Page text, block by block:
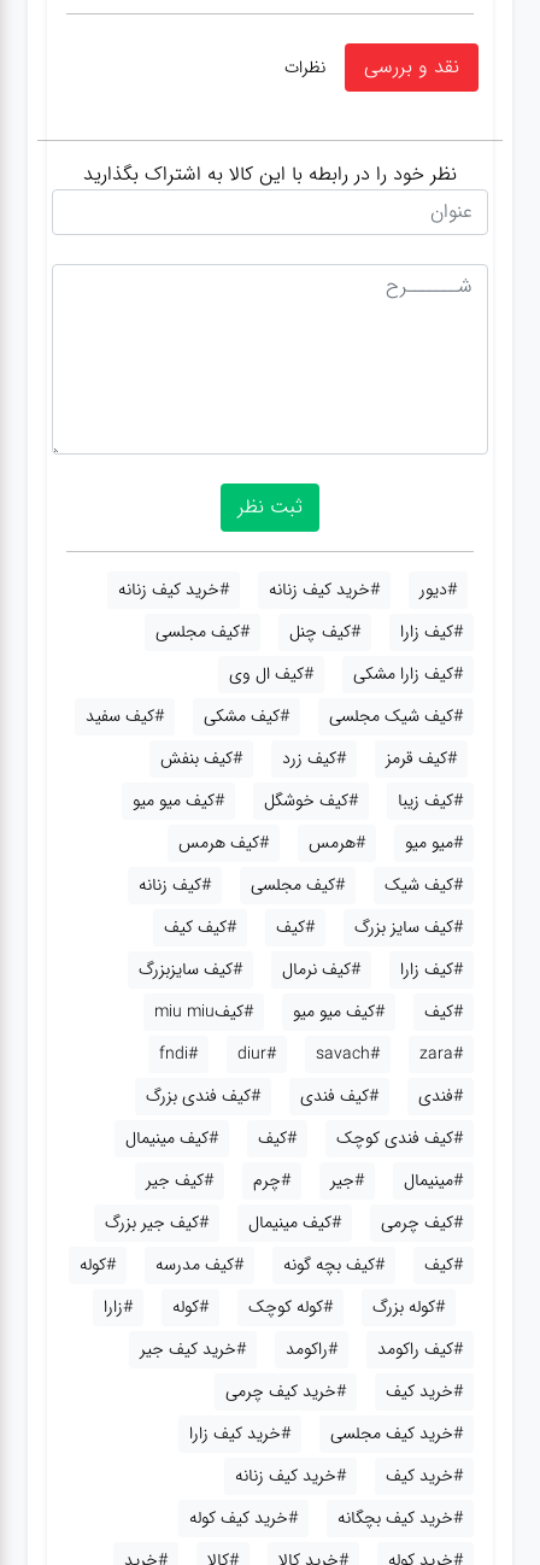
نقد و بررسی نظرات
نظر خود را در رابطه با این کالا به اشتراک بگذارید
#دیور #خرید کیف زنانه
#خرید کیف زنانه
#کیف زارا
#کیف چنل
#کیف مجلسی
#کیف زارا مشکی
#کیف ال وی
#کیف شیک مجلسی
#کیف مشکی
#کیف سفید
#کیف قرمز
#کیف زرد
#کیف بنفش
#کیف زیبا
#کیف خوشگل
#کیف میو میو
#میو میو
#هرمس
#کیف هرمس
#کیف شیک
#کیف مجلسی
#کیف زنانه
#کیف سایز بزرگ
#کیف
#کیف کیف
#کیف زارا
#کیف نرمال
#کیف سایزبزرگ
#کیف
#کیف میو میو
#کیفmiu miu
#zara
#savach
#diur
#fndi
#فندی
#کیف فندی
#کیف فندی بزرگ
#کیف فندی کوچک
#کیف
#کیف مینیمال
#مینیمال
#جیر #چرم
#کیف جیر
#کیف چرمی
#کیف مینیمال
#کیف جیر بزرگ
#کیف
#کیف بچه گونه #کیف مدرسه
#کوله
#کوله بزرگ
#کوله کوچک #کوله
#زارا
#کیف راکومد
#راکومد
#خرید کیف جیر
#خرید کیف
#خرید کیف چرمی
#خرید کیف مجلسی
#خرید کیف زارا
#خرید کیف
#خرید کیف زنانه
#خرید کیف بچگانه
#خرید کیف کوله